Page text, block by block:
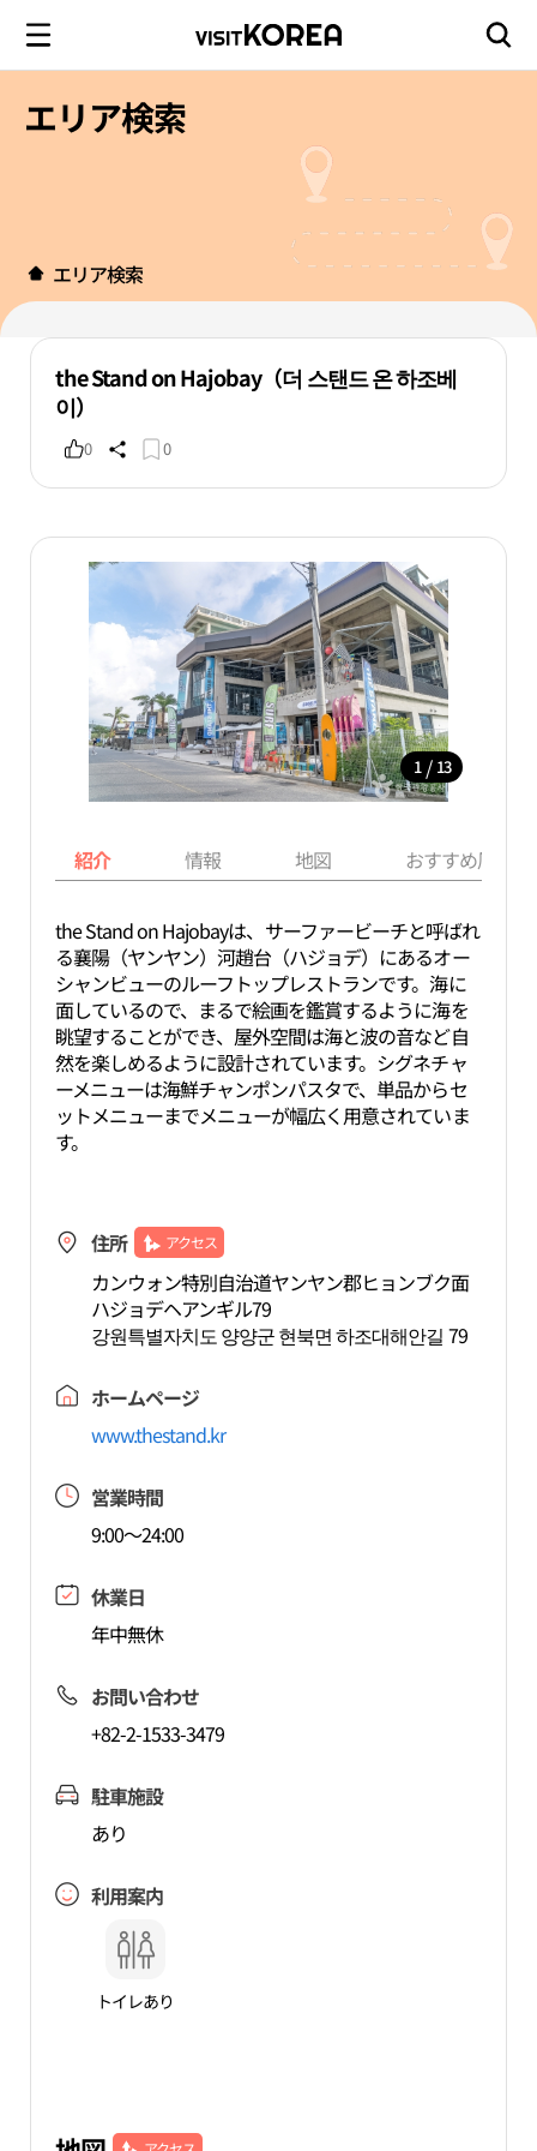
エリア検索
エリア検索
the Stand on Hajobay（더 스탠드 온 하조베
이）
0 0
1 / 13
紹介 情報 地図 おすすめ周辺
the Stand on Hajobayは、サーファービーチと呼ばれ
る襄陽（ヤンヤン）河趙台（ハジョデ）にあるオー
シャンビューのルーフトップレストランです。海に
面しているので、まるで絵画を鑑賞するように海を
眺望することができ、屋外空間は海と波の音など自
然を楽しめるように設計されています。シグネチャ
ーメニューは海鮮チャンポンパスタで、単品からセ
ットメニューまでメニューが幅広く用意されていま
す。
住所 アクセス
カンウォン特別自治道ヤンヤン郡ヒョンブク面
ハジョデヘアンギル79
강원특별자치도 양양군 현북면 하조대해안길 79
ホームページ
www.thestand.kr
営業時間
9:00～24:00
休業日
年中無休
お問い合わせ
+82-2-1533-3479
駐車施設
あり
利用案内
トイレあり